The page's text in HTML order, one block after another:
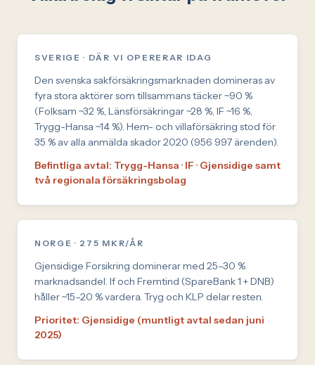
SVERIGE · DÄR VI OPERERAR IDAG
Den svenska sakförsäkringsmarknaden domineras av
fyra stora aktörer som tillsammans täcker ~90 %
(Folksam ~32 %, Länsförsäkringar ~28 %, IF ~16 %,
Trygg-Hansa ~14 %). Hem- och villaförsäkring stod för
35 % av alla anmälda skador 2020 (956 997 ärenden).
Befintliga avtal: Trygg-Hansa · IF · Gjensidige samt
två regionala försäkringsbolag
NORGE · 275 MKR/ÅR
Gjensidige Forsikring dominerar med 25–30 %
marknadsandel. If och Fremtind (SpareBank 1 + DNB)
håller ~15–20 % vardera. Tryg och KLP delar resten.
Prioritet: Gjensidige (muntligt avtal sedan juni
2025)